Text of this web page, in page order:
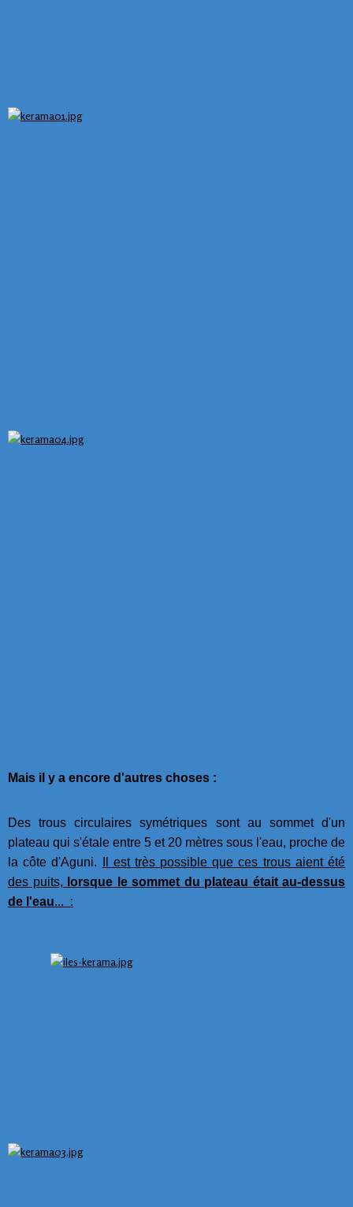
Mais il y a encore d'autres choses :
Des trous circulaires symétriques sont au sommet d'un
plateau qui s'étale entre 5 et 20 mètres sous l'eau, proche de
la côte d'Aguni.
Il est très possible que ces trous aient été
des puits, lorsque le sommet du plateau était au-dessus
de l'eau... :